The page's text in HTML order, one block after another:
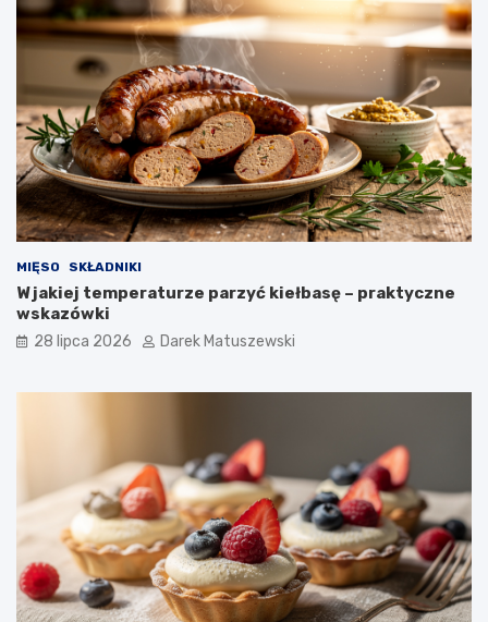
MIĘSO SKŁADNIKI
W jakiej temperaturze parzyć kiełbasę – praktyczne
wskazówki
28 lipca 2026 Darek Matuszewski